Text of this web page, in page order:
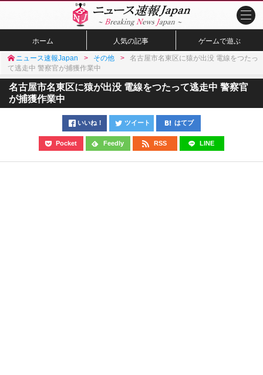
ホーム 人気の記事 ゲームで遊ぶ
ニュース速報Japan その他
名古屋市名東区に猿が出没 電線をつたっ
て逃走中 警察官が捕獲作業中
名古屋市名東区に猿が出没 電線をつたって逃走中 警察官
が捕獲作業中
いいね！ ツイート はてブ
Pocket Feedly RSS LINE